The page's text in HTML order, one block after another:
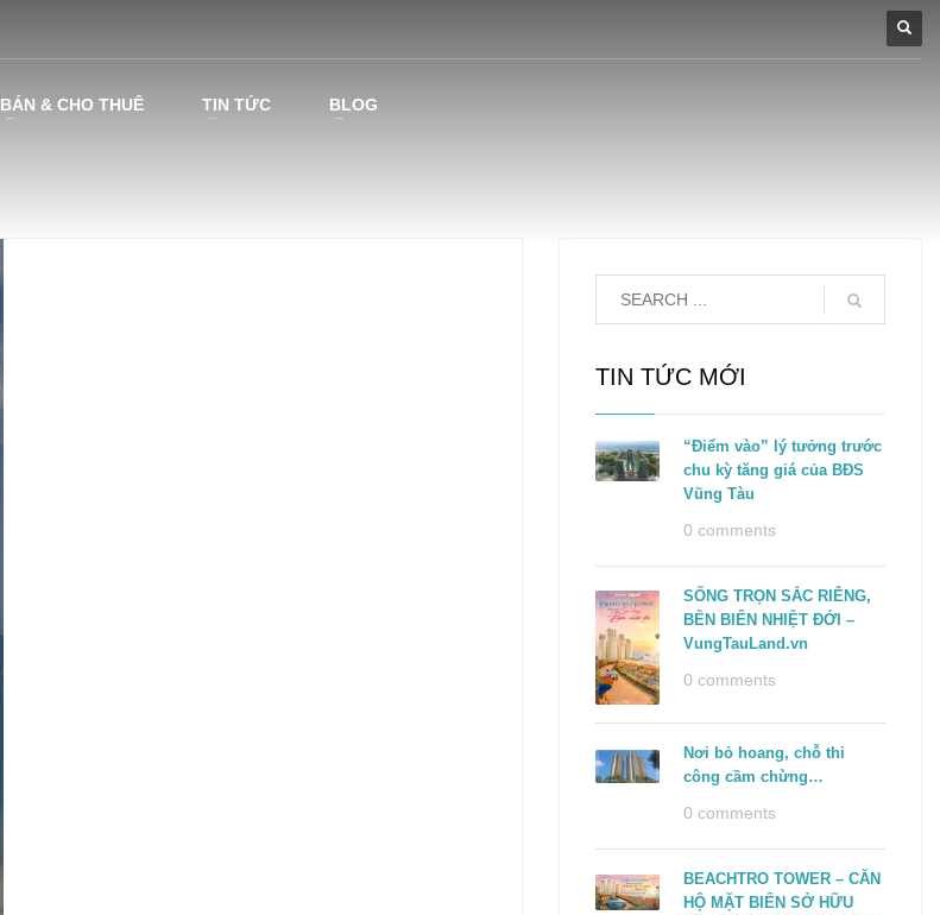
BÁN & CHO THUÊ TIN TỨC BLOG
TIN TỨC MỚI
“Điểm vào” lý tưởng trước
chu kỳ tăng giá của BĐS
Vũng Tàu
0 comments
SỐNG TRỌN SẮC RIÊNG,
BÊN BIỂN NHIỆT ĐỚI –
VungTauLand.vn
0 comments
Nơi bỏ hoang, chỗ thi
công cầm chừng…
0 comments
BEACHTRO TOWER – CĂN
HỘ MẶT BIỂN SỞ HỮU